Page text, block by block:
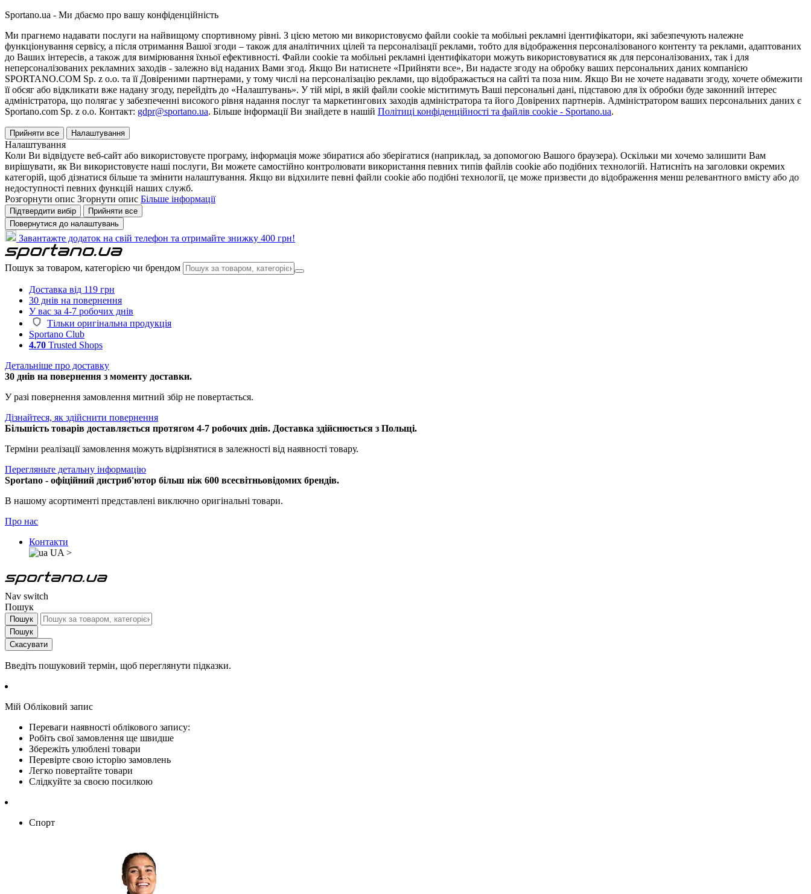
Sportano.ua - Ми дбаємо про вашу конфіденційність
Ми прагнемо надавати послуги на найвищому спортивному рівні. З цією метою ми використовуємо файли cookie та мобільні рекламні ідентифікатори, які забезпечують належне
функціонування сервісу, а після отримання Вашої згоди – також для аналітичних цілей та персоналізації реклами, тобто для відображення персоналізованого контенту та реклами, адаптованих
до Ваших інтересів, а також для вимірювання їхньої ефективності. Файли cookie та мобільні рекламні ідентифікатори можуть використовуватися як для персоналізованих, так і для
неперсоналізованих рекламних заходів - залежно від наданих Вами згод. Якщо Ви натиснете «Прийняти все», Ви надасте згоду на обробку ваших персональних даних компанією
SPORTANO.COM Sp. z o.o. та її Довіреними партнерами, у тому числі на персоналізацію реклами, що відображається на сайті та поза ним. Якщо Ви не хочете надавати згоду, хочете обмежити
її обсяг або відкликати вже надану згоду, перейдіть до «Налаштувань». У тій мірі, в якій файли cookie міститимуть Ваші персональні дані, підставою для їх обробки буде законний інтерес
адміністратора, що полягає у забезпеченні високого рівня надання послуг та маркетингових заходів адміністратора та його Довірених партнерів. Адміністратором ваших персональних даних є
Sportano.com Sp. z o.o. Контакт: gdpr@sportano.ua. Більше інформації Ви знайдете в нашій Політиці конфіденційності та файлів cookie - Sportano.ua.
Прийняти все Налаштування
Налаштування
Коли Ви відвідуєте веб-сайт або використовуєте програму, інформація може збиратися або зберігатися (наприклад, за допомогою Вашого браузера). Оскільки ми хочемо залишити Вам
вирішувати, як Ви використовуєте наші послуги, Ви можете самостійно контролювати використання певних типів файлів cookie або подібних технологій. Натисніть на заголовки окремих
категорій, щоб дізнатися більше та змінити налаштування. Якщо ви відхилите певні файли cookie або подібні технології, це може призвести до відображення менш релевантного вмісту або до
недоступності певних функцій наших служб.
Розгорнути опис Згорнути опис Більше інформації
Підтвердити вибір
Прийняти все
Повернутися до налаштувань
Завантажте додаток на свій телефон та отримайте знижку 400 грн!
Пошук за товаром, категорією чи брендом
Доставка від 119 грн
30 днів на повернення
У вас за 4-7 робочих днів
Тільки оригінальна продукція
Sportano Club
4.70 Trusted Shops
Детальніше про доставку
30 днів на повернення з моменту доставки.
У разі повернення замовлення митний збір не повертається.
Дізнайтеся, як здійснити повернення
Більшість товарів доставляється протягом 4-7 робочих днів. Доставка здійснюється з Польщі.
Терміни реалізації замовлення можуть відрізнятися в залежності від наявності товару.
Перегляньте детальну інформацію
Sportano - офіційний дистриб'ютор більш ніж 600 всесвітньовідомих брендів.
В нашому асортименті представлені виключно оригінальні товари.
Про нас
Контакти
UA >
Nav switch
Пошук
Пошук
Пошук
Скасувати
Введіть пошуковий термін, щоб переглянути підказки.
Мій Обліковий запис
Переваги наявності облікового запису:
Робіть свої замовлення ще швидше
Збережіть улюблені товари
Перевірте свою історію замовлень
Легко повертайте товари
Слідкуйте за своєю посилкою
Спорт